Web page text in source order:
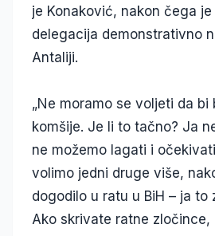
je Konaković, nakon čega
delegacija demonstrativno
Antaliji.
„Ne moramo se voljeti da bi
komšije. Je li to tačno? Ja
ne možemo lagati i
volimo jedni druge više,
dogodilo u ratu u BiH – ja to
Ako skrivate ratne zločince,